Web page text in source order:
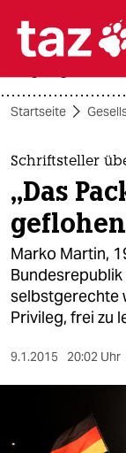

themen
politik
öko
gesellschaft
kultur
sport
nord
usa
Startseite
Schriftsteller
„Das
Marko Martin,
selbstgerechte
Privileg, frei zu
9.1.2015 20:02 Uhr